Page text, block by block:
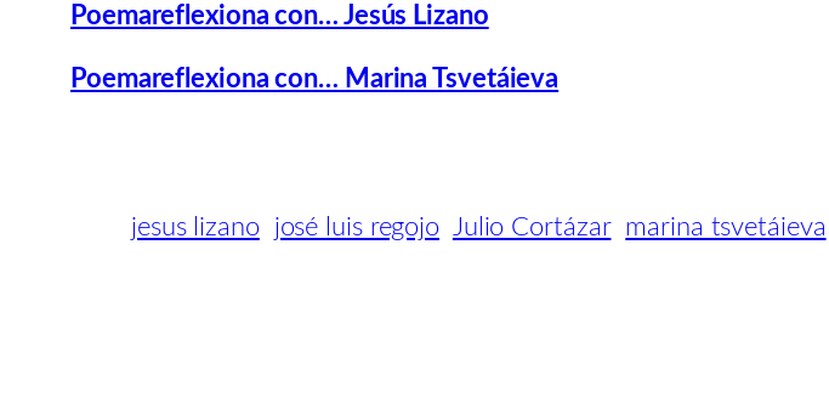
Poemareflexiona con… Jesús Lizano
Poemareflexiona con… Marina Tsvetáieva
jesus lizano josé luis regojo Julio Cortázar marina tsvetáieva